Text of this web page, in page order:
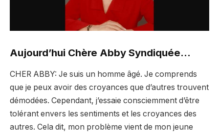
Aujourd’hui Chère Abby Syndiquée…
CHER ABBY: Je suis un homme âgé. Je comprends
que je peux avoir des croyances que d’autres trouvent
démodées. Cependant, j’essaie consciemment d’être
tolérant envers les sentiments et les croyances des
autres. Cela dit, mon problème vient de mon jeune